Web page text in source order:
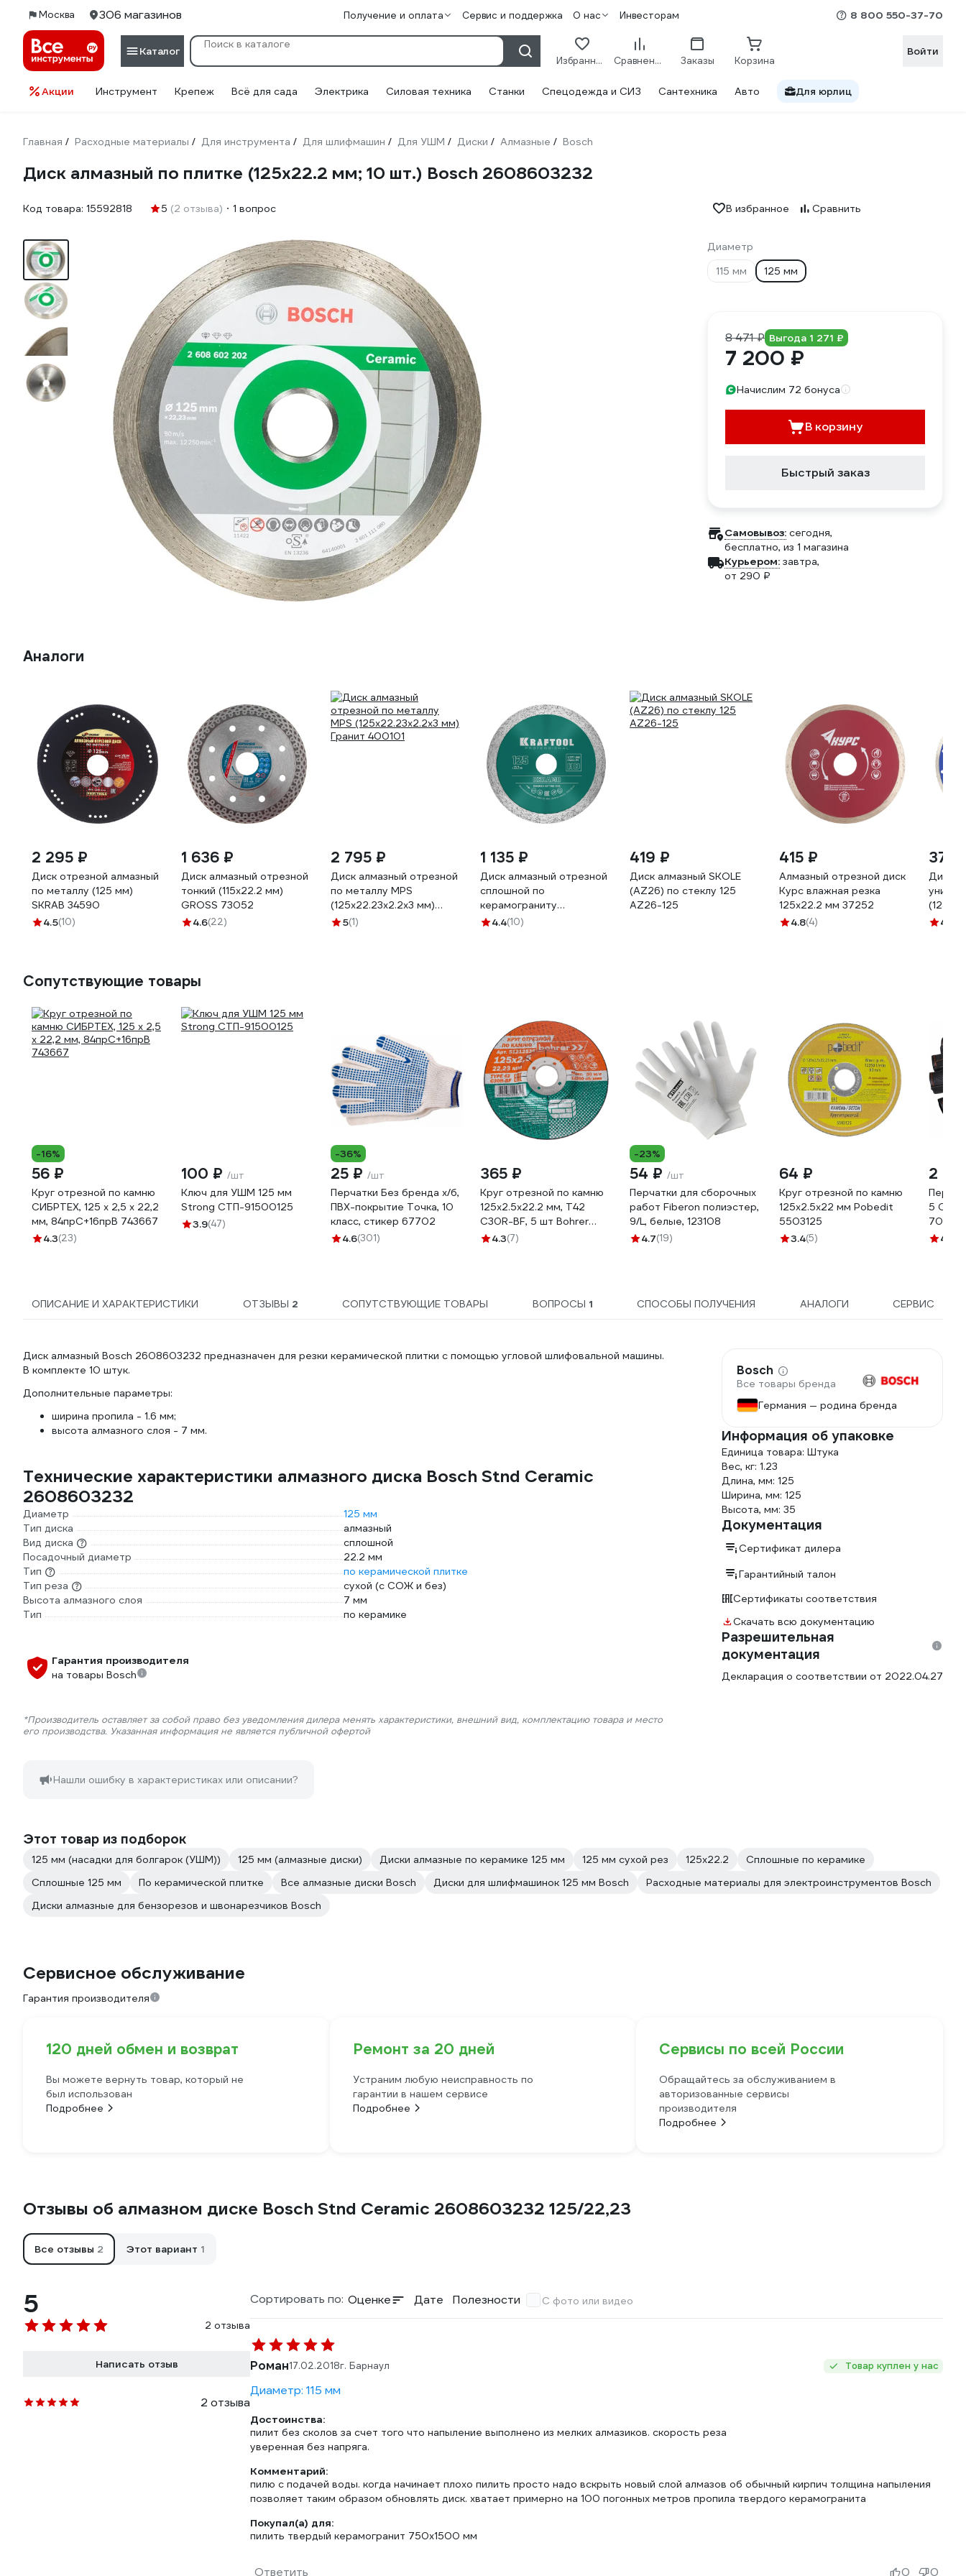
Москва 306 магазинов Получение и оплата Сервис и поддержка О нас Инвесторам 8 800 550-37-70
Каталог
Избранное Сравнение Заказы Корзина
Войти
Акции Инструмент Крепеж Всё для сада Электрика Силовая техника Станки Спецодежда и СИЗ Сантехника Авто Для юрлиц
Главная / Расходные материалы / Для инструмента / Для шлифмашин / Для УШМ / Диски / Алмазные / Bosch
Диск алмазный по плитке (125х22.2 мм; 10 шт.) Bosch 2608603232
Код товара: 15592818 5 (2 отзыва) 1 вопрос В избранное Сравнить
Диаметр
115 мм
125 мм
8 471 ₽ Выгода 1 271 ₽
7 200 ₽
Начислим 72 бонуса
В корзину
Быстрый заказ
Самовывоз: сегодня,
бесплатно, из 1 магазина
Курьером: завтра,
от 290 ₽
Аналоги
2 295 ₽
Диск отрезной алмазный
по металлу (125 мм)
SKRAB 34590
4.5(10)
1 636 ₽
Диск алмазный отрезной
тонкий (115х22.2 мм)
GROSS 73052
4.6(22)
2 795 ₽
Диск алмазный отрезной
по металлу MPS
(125x22.23x2.2x3 мм)
Гранит 400101
5(1)
1 135 ₽
Диск алмазный отрезной
сплошной по
керамограниту
KRAFTOOL Keramo
4.4(10)
419 ₽
Диск алмазный SKOLE
(AZ26) по стеклу 125
AZ26-125
415 ₽
Алмазный отрезной диск
Курс влажная резка
125x22.2 мм 37252
4.8(4)
375
Диск
4
Сопутствующие товары
-16%
56 ₽
Круг отрезной по камню
СИБРТЕХ, 125 х 2,5 х 22,2
мм, 84прC+16прB 743667
4.3(23)
100 ₽ /шт
Ключ для УШМ 125 мм
Strong СТП-91500125
3.9(47)
-36%
25 ₽ /шт
Перчатки Без бренда х/б,
ПВХ-покрытие Точка, 10
класс, стикер 67702
4.6(301)
365 ₽
Круг отрезной по камню
125x2.5x22.2 мм, T42
С30R-BF, 5 шт Bohrer
51212525
4.3(7)
-23%
54 ₽ /шт
Перчатки для сборочных
работ Fiberon полиэстер,
9/L, белые, 123108
4.7(19)
64 ₽
Круг отрезной по камню
125x2.5x22 мм Pobedit
5503125
3.4(5)
2
5 CUT
4.1
ОПИСАНИЕ И ХАРАКТЕРИСТИКИ ОТЗЫВЫ 2 СОПУТСТВУЮЩИЕ ТОВАРЫ ВОПРОСЫ 1 СПОСОБЫ ПОЛУЧЕНИЯ АНАЛОГИ СЕРВИС
Диск алмазный Bosch 2608603232 предназначен для резки керамической плитки с помощью угловой шлифовальной машины.
В комплекте 10 штук.
Дополнительные параметры:
ширина пропила - 1.6 мм;
высота алмазного слоя - 7 мм.
Технические характеристики алмазного диска Bosch Stnd Ceramic
2608603232
Диаметр
125 мм
Тип диска
алмазный
Вид диска
сплошной
Посадочный диаметр
22.2 мм
Тип
по керамической плитке
Тип реза
сухой (с СОЖ и без)
Высота алмазного слоя
7 мм
Тип
по керамике
Гарантия производителя
на товары Bosch
*Производитель оставляет за собой право без уведомления дилера менять характеристики, внешний вид, комплектацию товара и место
его производства. Указанная информация не является публичной офертой
Нашли ошибку в характеристиках или описании?
Bosch
Все товары бренда
Германия — родина бренда
Информация об упаковке
Единица товара: Штука
Вес, кг: 1.23
Длина, мм: 125
Ширина, мм: 125
Высота, мм: 35
Документация
Сертификат дилера
Гарантийный талон
Сертификаты соответствия
Скачать всю документацию
Разрешительная
документация
Декларация о соответствии от 2022.04.27
Этот товар из подборок
125 мм (насадки для болгарок (УШМ)) 125 мм (алмазные диски) Диски алмазные по керамике 125 мм 125 мм сухой рез 125х22.2
Сплошные по керамике
Сплошные 125 мм
По керамической плитке Все алмазные диски Bosch Диски для шлифмашинок 125 мм Bosch
Расходные материалы для электроинструментов Bosch
Диски алмазные для бензорезов и швонарезчиков Bosch
Сервисное обслуживание
Гарантия производителя
120 дней обмен и возврат
Вы можете вернуть товар, который не
был использован
Подробнее
Ремонт за 20 дней
Устраним любую неисправность по
гарантии в нашем сервисе
Подробнее
Сервисы по всей России
Обращайтесь за обслуживанием в
авторизованные сервисы
производителя
Подробнее
Отзывы об алмазном диске Bosch Stnd Ceramic 2608603232 125/22,23
Все отзывы 2 Этот вариант 1
5
2 отзыва
Написать отзыв
2 отзыва
Сортировать по: Оценке Дате Полезности С фото или видео
Роман17.02.2018г. Барнаул Товар куплен у нас
Диаметр: 115 мм
Достоинства:
пилит без сколов за счет того что напыление выполнено из мелких алмазиков. скорость реза
уверенная без напряга.
Комментарий:
пилю с подачей воды. когда начинает плохо пилить просто надо вскрыть новый слой алмазов об обычный кирпич толщина напыления
позволяет таким образом обновлять диск. хватает примерно на 100 погонных метров пропила твердого керамогранита
Покупал(а) для:
пилить твердый керамогранит 750х1500 мм
Ответить 0 0